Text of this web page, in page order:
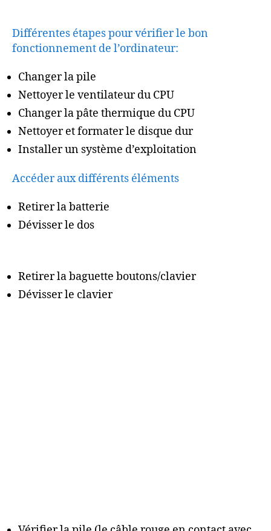
Différentes étapes pour vérifier le bon
fonctionnement de l’ordinateur:
Changer la pile
Nettoyer le ventilateur du CPU
Changer la pâte thermique du CPU
Nettoyer et formater le disque dur
Installer un système d’exploitation
Accéder aux différents éléments
Retirer la batterie
Dévisser le dos
Retirer la baguette boutons/clavier
Dévisser le clavier